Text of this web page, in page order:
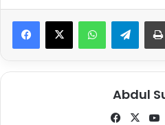
Telegram
Abdul
Fa
X